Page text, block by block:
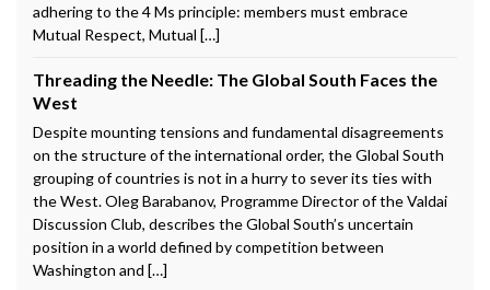
adhering to the 4 Ms principle: members must embrace
Mutual Respect, Mutual […]
Threading the Needle: The Global South Faces the
West
Despite mounting tensions and fundamental disagreements
on the structure of the international order, the Global South
grouping of countries is not in a hurry to sever its ties with
the West. Oleg Barabanov, Programme Director of the Valdai
Discussion Club, describes the Global South’s uncertain
position in a world defined by competition between
Washington and […]